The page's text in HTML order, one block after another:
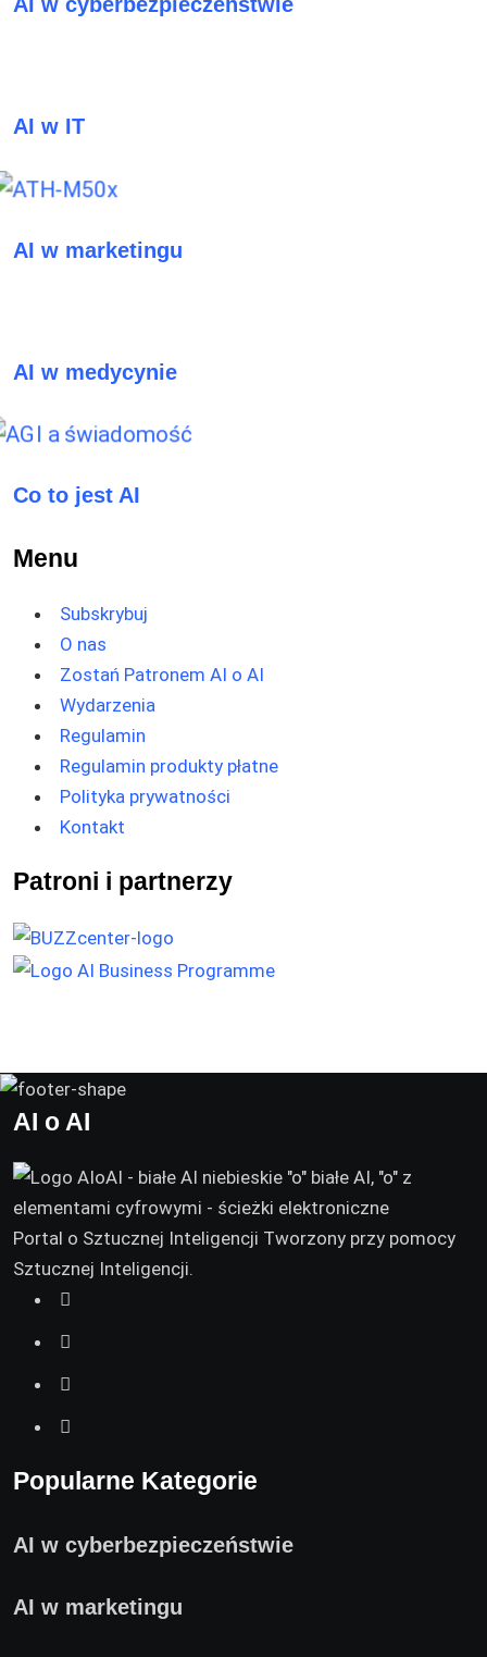
AI w cyberbezpieczeństwie
AI w IT
AI w marketingu
AI w medycynie
Co to jest AI
Menu
Subskrybuj
O nas
Zostań Patronem AI o AI
Wydarzenia
Regulamin
Regulamin produkty płatne
Polityka prywatności
Kontakt
Patroni i partnerzy
AI o AI
Portal o Sztucznej Inteligencji Tworzony przy pomocy
Sztucznej Inteligencji.
Popularne Kategorie
AI w cyberbezpieczeństwie
AI w marketingu